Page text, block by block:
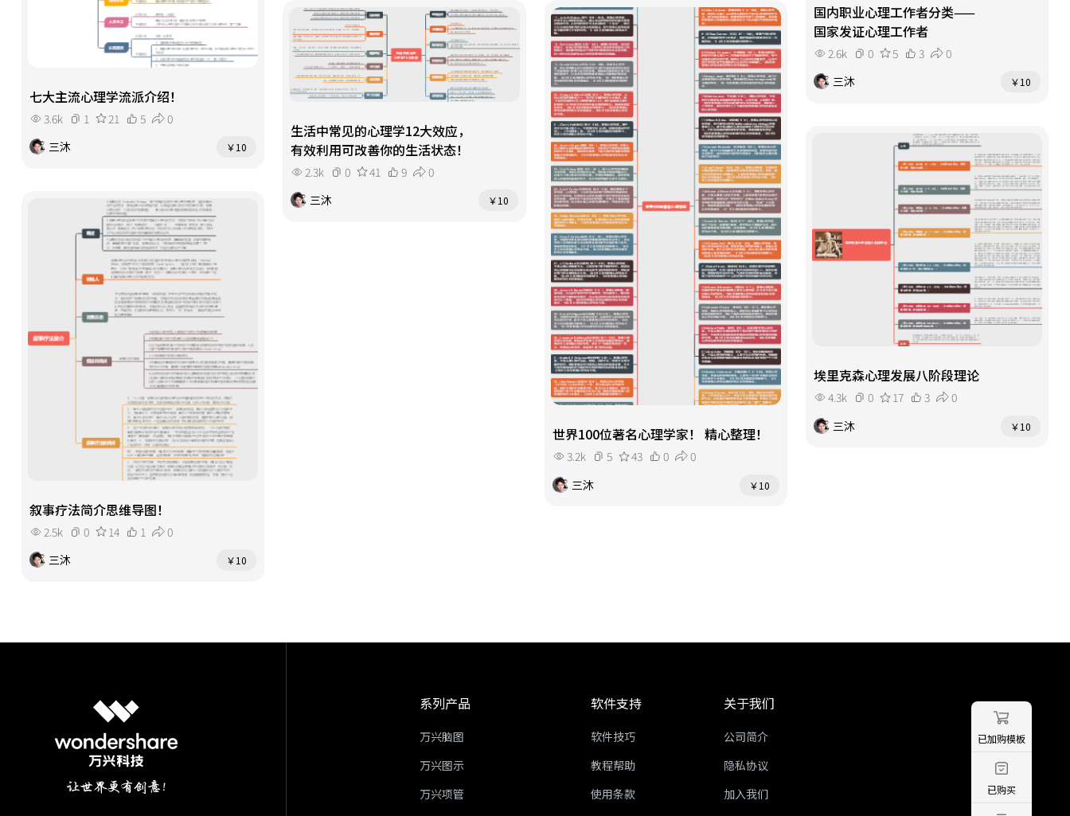
国内职业心理工作者分类——
国家发证心理工作者
2.6k 0 5 3
0
三沐
￥10
七大主流心理学流派介绍！
3.6k 1 21 5
0
三沐
￥10
生活中常见的心理学12大效应，
有效利用可改善你的生活状态！
2.3k 0 41 9
0
三沐
￥10
世界100位著名心理学家！ 精心整理！
3.2k 5 43 0
0
三沐
￥10
埃里克森心理发展八阶段理论
4.3k 0 17 3
0
三沐
￥10
叙事疗法简介思维导图！
2.5k 0 14 1
0
三沐
￥10
已加购模板
已购买
系列产品
万兴脑图
万兴图示
万兴项管
软件支持
软件技巧
教程帮助
使用条款
关于我们
公司简介
隐私协议
加入我们